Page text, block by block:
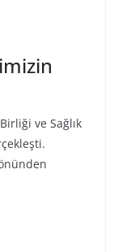
ve Sağlık